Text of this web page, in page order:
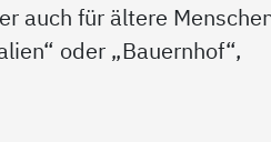
auch für ältere
oder „Bauernhof“,